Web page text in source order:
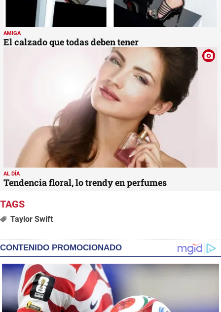
AMIGA
El calzado que todas deben tener
AL DÍA
Tendencia floral, lo trendy en perfumes
Taylor Swift
CONTENIDO PROMOCIONADO